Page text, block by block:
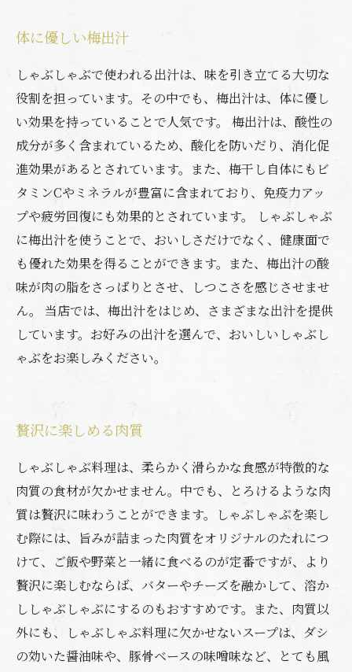
体に優しい梅出汁
しゃぶしゃぶで使われる出汁は、味を引き立てる大切な
役割を担っています。その中でも、梅出汁は、体に優し
い効果を持っていることで人気です。 梅出汁は、酸性の
成分が多く含まれているため、酸化を防いだり、消化促
進効果があるとされています。また、梅干し自体にもビ
タミンCやミネラルが豊富に含まれており、免疫力アッ
プや疲労回復にも効果的とされています。 しゃぶしゃぶ
に梅出汁を使うことで、おいしさだけでなく、健康面で
も優れた効果を得ることができます。また、梅出汁の酸
味が肉の脂をさっぱりとさせ、しつこさを感じさせませ
ん。 当店では、梅出汁をはじめ、さまざまな出汁を提供
しています。お好みの出汁を選んで、おいしいしゃぶし
ゃぶをお楽しみください。
贅沢に楽しめる肉質
しゃぶしゃぶ料理は、柔らかく滑らかな食感が特徴的な
肉質の食材が欠かせません。中でも、とろけるような肉
質は贅沢に味わうことができます。しゃぶしゃぶを楽し
む際には、旨みが詰まった肉質をオリジナルのたれにつ
けて、ご飯や野菜と一緒に食べるのが定番ですが、より
贅沢に楽しむならば、バターやチーズを融かして、溶か
ししゃぶしゃぶにするのもおすすめです。また、肉質以
外にも、しゃぶしゃぶ料理に欠かせないスープは、ダシ
の効いた醤油味や、豚骨ベースの味噌味など、とても風